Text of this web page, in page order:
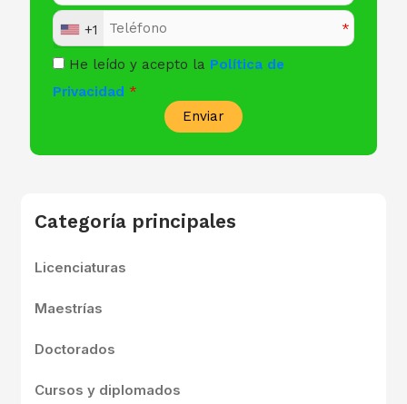
+1
He leído y acepto la Política de
Privacidad
Enviar
Categoría principales
Licenciaturas
Maestrías
Doctorados
Cursos y diplomados